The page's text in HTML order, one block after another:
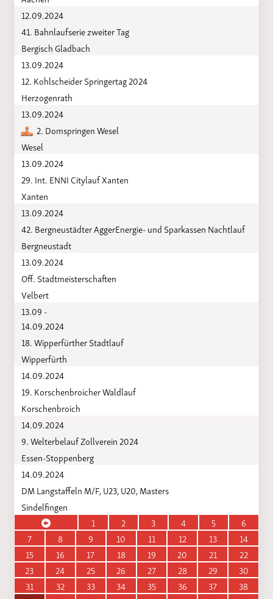
12.09.2024
41. Bahnlaufserie zweiter Tag
Bergisch Gladbach
13.09.2024
12. Kohlscheider Springertag 2024
Herzogenrath
13.09.2024
2. Domspringen Wesel
Wesel
13.09.2024
29. Int. ENNI Citylauf Xanten
Xanten
13.09.2024
42. Bergneustädter AggerEnergie- und Sparkassen Nachtlauf
Bergneustadt
13.09.2024
Off. Stadtmeisterschaften
Velbert
13.09 -
14.09.2024
18. Wipperfürther Stadtlauf
Wipperfürth
14.09.2024
19. Korschenbroicher Waldlauf
Korschenbroich
14.09.2024
9. Welterbelauf Zollverein 2024
Essen-Stoppenberg
14.09.2024
DM Langstaffeln M/F, U23, U20, Masters
Sindelfingen
1
2 3 4 5
6
7
8 9 10 11 12 13
14
15
16 17 18 19 20 21
22
23
24 25 26 27 28 29
30
31
32 33 34 35 36 37
38